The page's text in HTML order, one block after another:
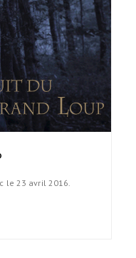
le 23 avril 2016.